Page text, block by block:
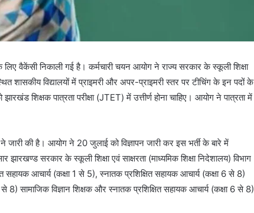
वैकेंसी निकाली गई है। कर्मचारी चयन आयोग ने राज्य सरकार के स्कूली शिक्षा
शासकीय विद्यालयों में प्राइमरी और अपर-प्राइमरी स्तर पर टीचिंग के इन पदों के
शिक्षक पात्रता परीक्षा (JTET) में उत्तीर्ण होना चाहिए। आयोग ने पात्रता में
की है। आयोग ने 20 जुलाई को विज्ञापन जारी कर इस भर्ती के बारे में
सरकार के स्कूली शिक्षा एवं साक्षरता (माध्यमिक शिक्षा निदेशालय) विभाग
सहायक आचार्य (कक्षा 1 से 5), स्नातक प्रशिक्षित सहायक आचार्य (कक्षा 6 से 8)
8) सामाजिक विज्ञान शिक्षक और स्नातक प्रशिक्षित सहायक आचार्य (कक्षा 6 से 8)